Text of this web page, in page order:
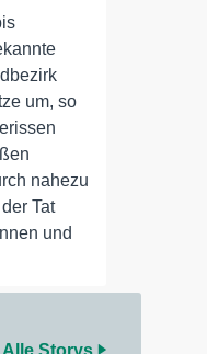
um, so
nahezu
Tat
und
Alle Storys